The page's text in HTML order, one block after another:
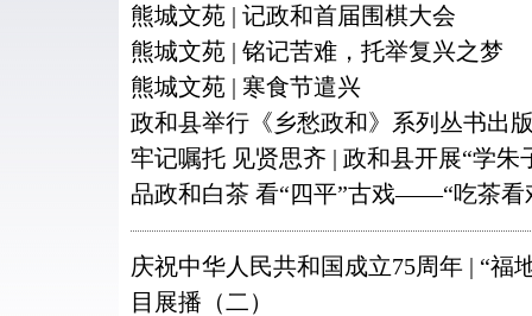
熊城文苑 | 记政和首届围棋大会
熊城文苑 | 铭记苦难，托举复兴之梦
熊城文苑 | 寒食节遣兴
政和县举行《乡愁政和》系列丛书出
牢记嘱托 见贤思齐 | 政和县开展“学朱
品政和白茶 看“四平”古戏——“吃茶看
庆祝中华人民共和国成立75周年 | “福
目展播（二）